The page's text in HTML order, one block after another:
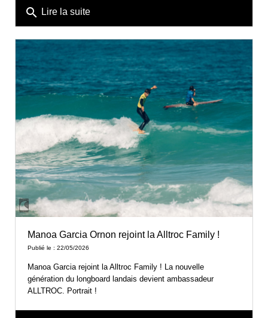
search Lire la suite
Manoa Garcia Ornon rejoint la Alltroc Family !
Publié le : 22/05/2026
Manoa Garcia rejoint la Alltroc Family ! La nouvelle
génération du longboard landais devient ambassadeur
ALLTROC. Portrait !